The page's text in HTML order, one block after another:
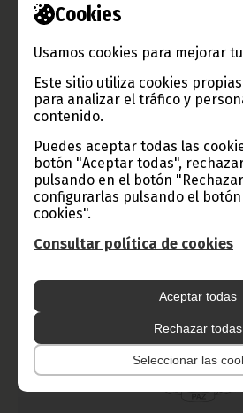
Cookies
Usamos cookies para mejorar
Este sitio utiliza cookies
para analizar el tráfico y
contenido.
Puedes aceptar todas las
botón "Aceptar todas",
pulsando en el botón
configurarlas pulsando el
cookies".
Consultar política de cookies
Aceptar todas
Rechazar todas
Seleccionar las
Los enfermos mentales gozarán
septiembre 14, 2013
En la jornada del pasado jueves 12 de
Castro Esono Ada y Emilia Barleycorn
Noticias Presidencia